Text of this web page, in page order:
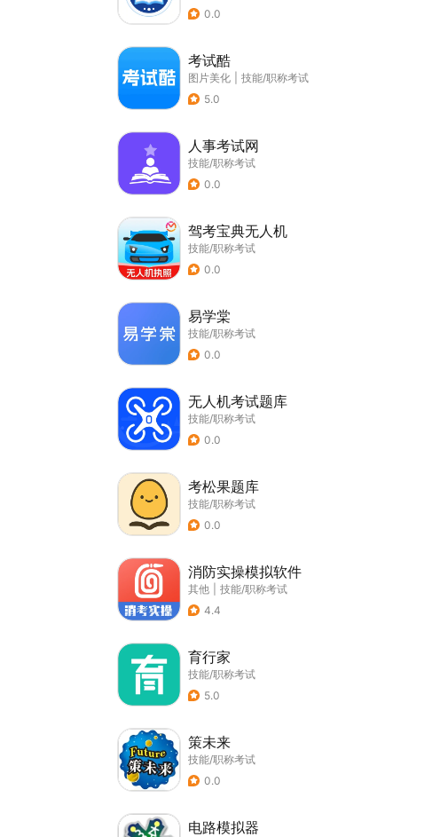
0.0
考试酷
图片美化
技能/职称考试
5.0
人事考试网
技能/职称考试
0.0
驾考宝典无人机
技能/职称考试
0.0
易学棠
技能/职称考试
0.0
无人机考试题库
技能/职称考试
0.0
考松果题库
技能/职称考试
0.0
消防实操模拟软件
其他
技能/职称考试
4.4
育行家
技能/职称考试
5.0
策未来
技能/职称考试
0.0
电路模拟器